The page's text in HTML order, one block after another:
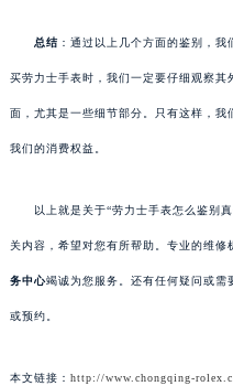
总结 ：通过以上几个方面的鉴别，
买劳力士手表时，我们一定要仔细观察
面，尤其是一些细节部分。只有这样，
我们的消费权益。
以上就是关于“劳力士手表怎么鉴别真
关内容，希望对您有所帮助。专业的维修
务中心竭诚为您服务。还有任何疑问或需
或预约。
本文链接： http://www.chongqing-